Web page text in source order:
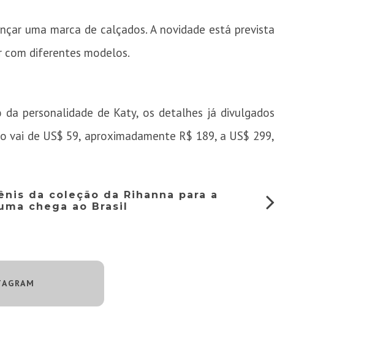
uma marca de calçados. A novidade está prevista
com diferentes modelos.
personalidade de Katy, os detalhes já divulgados
de US$ 59, aproximadamente R$ 189, a US$ 299,
da coleção da Rihanna para a
chega ao Brasil